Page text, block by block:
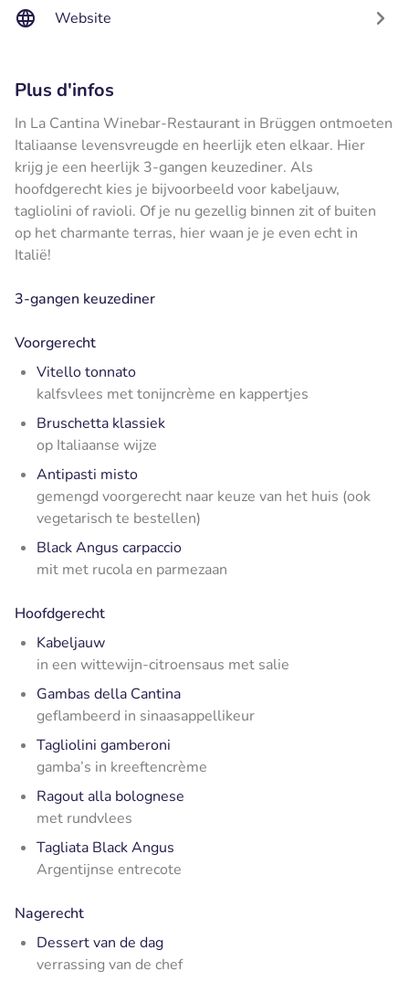
Website
Plus d'infos
In La Cantina Winebar-Restaurant in Brüggen ontmoeten
Italiaanse levensvreugde en heerlijk eten elkaar. Hier
krijg je een heerlijk 3-gangen keuzediner. Als
hoofdgerecht kies je bijvoorbeeld voor kabeljauw,
tagliolini of ravioli. Of je nu gezellig binnen zit of buiten
op het charmante terras, hier waan je je even echt in
Italië!
3-gangen keuzediner
Voorgerecht
Vitello tonnato
kalfsvlees met tonijncrème en kappertjes
Bruschetta klassiek
op Italiaanse wijze
Antipasti misto
gemengd voorgerecht naar keuze van het huis (ook
vegetarisch te bestellen)
Black Angus carpaccio
mit met rucola en parmezaan
Hoofdgerecht
Kabeljauw
in een wittewijn-citroensaus met salie
Gambas della Cantina
geflambeerd in sinaasappellikeur
Tagliolini gamberoni
gamba’s in kreeftencrème
Ragout alla bolognese
met rundvlees
Tagliata Black Angus
Argentijnse entrecote
Nagerecht
Dessert van de dag
verrassing van de chef